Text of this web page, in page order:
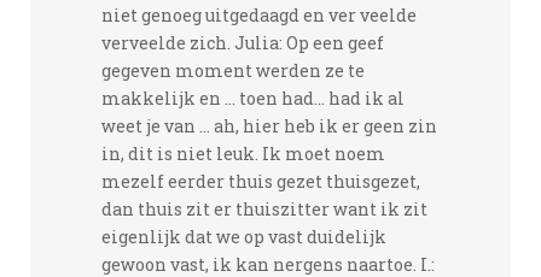
niet genoeg uitgedaagd en ver veelde
verveelde zich. Julia: Op een geef
gegeven moment werden ze te
makkelijk en ... toen had... had ik al
weet je van ... ah, hier heb ik er geen zin
in, dit is niet leuk. Ik moet noem
mezelf eerder thuis gezet thuisgezet,
dan thuis zit er thuiszitter want ik zit
eigenlijk dat we op vast duidelijk
gewoon vast, ik kan nergens naartoe. I.: